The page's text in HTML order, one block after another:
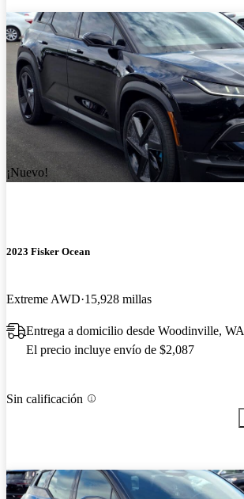
¡Nuevo!
2023 Fisker Ocean
Extreme AWD 15,928 millas
Entrega a domicilio desde Woodinville, WA
El precio incluye envío de $2,087
Sin calificación